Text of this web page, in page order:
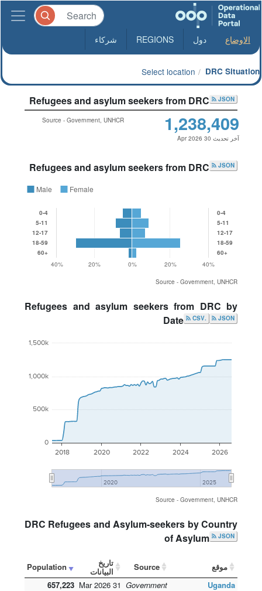
DRC Situation
Select location
الاوضاع دول REGIONS شركاء
Refugees and asylum seekers from DRC JSON
1,238,409
آخر تحديث 30 Apr 2026
Source - Government, UNHCR
Refugees and asylum seekers from DRC JSON
Male Female
0-4
5-11
12-17
18-59
60+
0-4
5-11
12-17
18-59
60+
40%
20% 0% 20% 40%
Source - Government, UNHCR
Refugees and asylum seekers from DRC by
Date
JSON
.CSV
2018 2020 2022 2024 2026
2020 2025
0
500k
1,000k
1,500k
Source - Government, UNHCR
DRC Refugees and Asylum-seekers by Country
of Asylum
JSON
موقع Source تاريخ
البيانات
Population
Uganda
Government
31 Mar 2026
657,223